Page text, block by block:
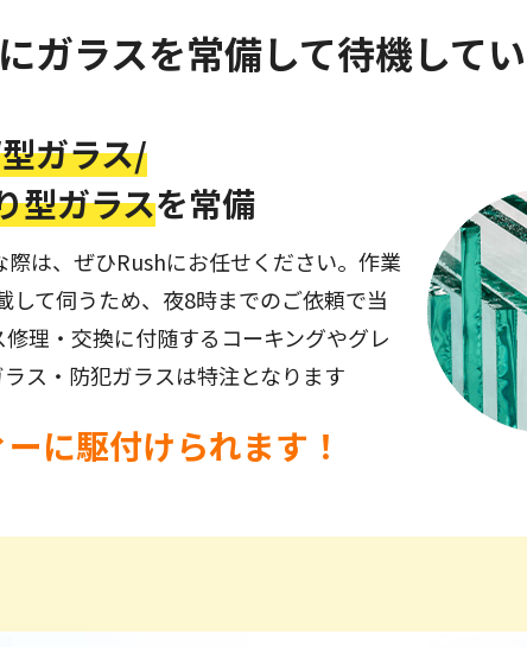
ガラスを常備して待機して
型ガラス/
型ガラスを常備
は、ぜひRushにお任せください。作業
て伺うため、夜8時までのご依頼で当
理・交換に付随するコーキングやグレ
ス・防犯ガラスは特注となります
に駆付けられます！